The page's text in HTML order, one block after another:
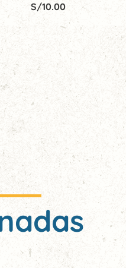
S/10.00